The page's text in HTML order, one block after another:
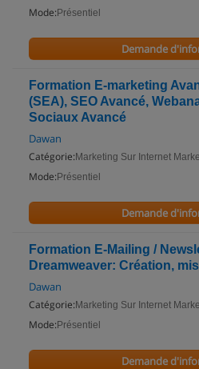
Mode: Présentiel
Demande
Formation E-marketing
(SEA), SEO Avancé,
Sociaux Avancé
Dawan
Catégorie: Marketing Sur Internet
Mode: Présentiel
Demande
Formation E-Mailing /
Dreamweaver: Création,
Dawan
Catégorie: Marketing Sur Internet
Mode: Présentiel
Demande